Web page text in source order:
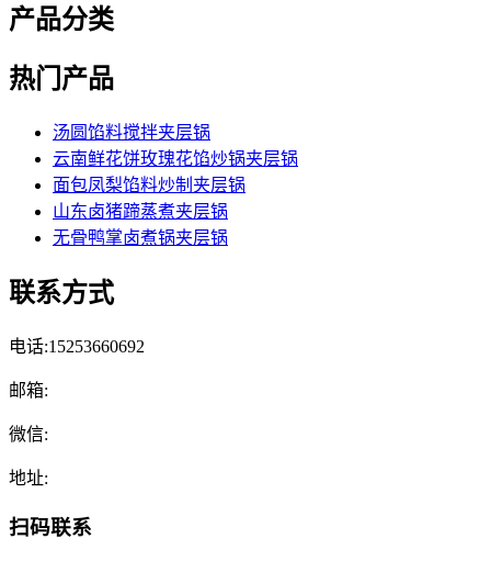
产品分类
热门产品
汤圆馅料搅拌夹层锅
云南鲜花饼玫瑰花馅炒锅夹层锅
面包凤梨馅料炒制夹层锅
山东卤猪蹄蒸煮夹层锅
无骨鸭掌卤煮锅夹层锅
联系方式
电话:15253660692
邮箱:
微信:
地址:
扫码联系